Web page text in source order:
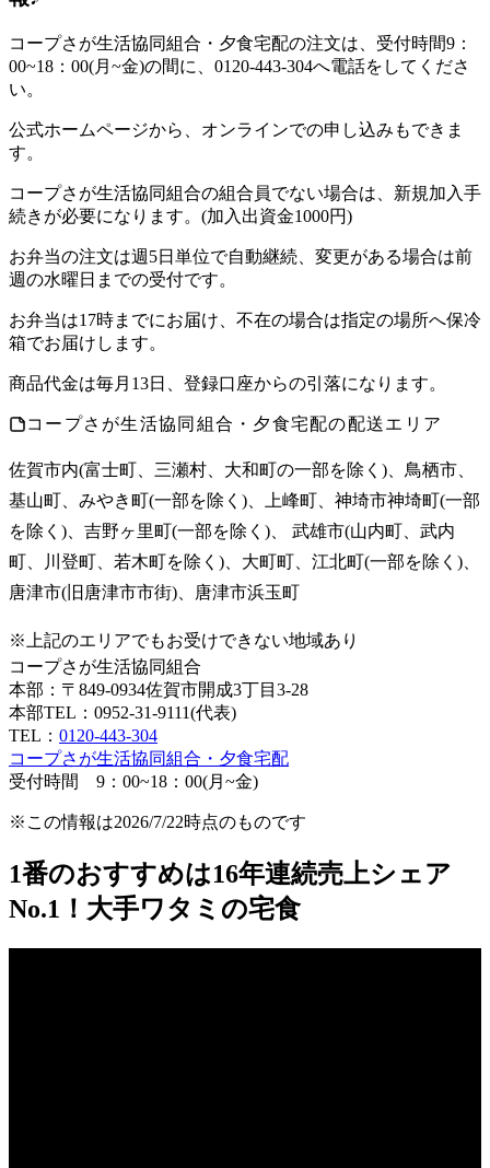
コープさが生活協同組合・夕食宅配の注文は、受付時間9：
00~18：00(月~金)の間に、0120-443-304へ電話をしてくださ
い。
公式ホームページから、オンラインでの申し込みもできま
す。
コープさが生活協同組合の組合員でない場合は、新規加入手
続きが必要になります。(加入出資金1000円)
お弁当の注文は週5日単位で自動継続、変更がある場合は前
週の水曜日までの受付です。
お弁当は17時までにお届け、不在の場合は指定の場所へ保冷
箱でお届けします。
商品代金は毎月13日、登録口座からの引落になります。
コープさが生活協同組合・夕食宅配の配送エリア
佐賀市内(富士町、三瀬村、大和町の一部を除く)、鳥栖市、
基山町、みやき町(一部を除く)、上峰町、神埼市神埼町(一部
を除く)、吉野ヶ里町(一部を除く)、 武雄市(山内町、武内
町、川登町、若木町を除く)、大町町、江北町(一部を除く)、
唐津市(旧唐津市市街)、唐津市浜玉町
※上記のエリアでもお受けできない地域あり
コープさが生活協同組合
本部：〒849-0934佐賀市開成3丁目3-28
本部TEL：0952-31-9111(代表)
TEL： 0120-443-304
コープさが生活協同組合・夕食宅配
受付時間 9：00~18：00(月~金)
※この情報は2026/7/22時点のものです
1番のおすすめは16年連続売上シェア
No.1！大手ワタミの宅食